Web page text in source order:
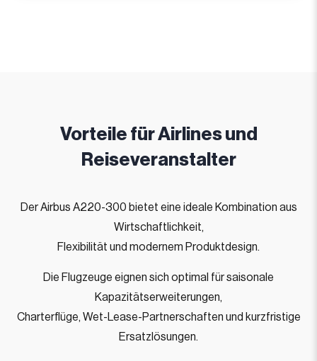
Vorteile für Airlines und
Reiseveranstalter
Der Airbus A220-300 bietet eine ideale Kombination aus
Wirtschaftlichkeit,
Flexibilität und modernem Produktdesign.
Die Flugzeuge eignen sich optimal für saisonale
Kapazitätserweiterungen,
Charterflüge, Wet-Lease-Partnerschaften und kurzfristige
Ersatzlösungen.